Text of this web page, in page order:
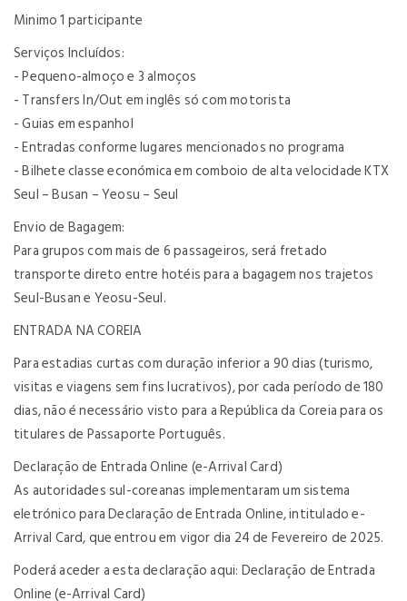
Minimo 1 participante
Serviços Incluídos:
- Pequeno-almoço e 3 almoços
- Transfers In/Out em inglês só com motorista
- Guias em espanhol
- Entradas conforme lugares mencionados no programa
- Bilhete classe económica em comboio de alta velocidade KTX
Seul – Busan – Yeosu – Seul
Envio de Bagagem:
Para grupos com mais de 6 passageiros, será fretado
transporte direto entre hotéis para a bagagem nos trajetos
Seul-Busan e Yeosu-Seul.
ENTRADA NA COREIA
Para estadias curtas com duração inferior a 90 dias (turismo,
visitas e viagens sem fins lucrativos), por cada período de 180
dias, não é necessário visto para a República da Coreia para os
titulares de Passaporte Português.
Declaração de Entrada Online (e-Arrival Card)
As autoridades sul-coreanas implementaram um sistema
eletrónico para Declaração de Entrada Online, intitulado e-
Arrival Card, que entrou em vigor dia 24 de Fevereiro de 2025.
Poderá aceder a esta declaração aqui: Declaração de Entrada
Online (e-Arrival Card)